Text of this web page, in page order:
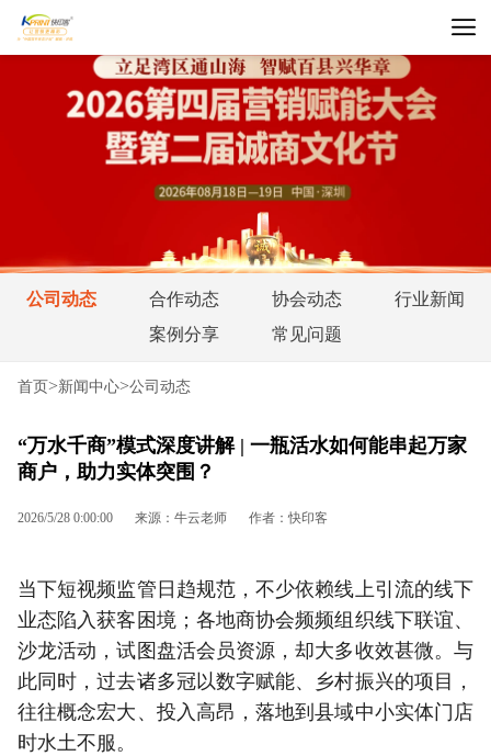
公司动态 合作动态 协会动态
行业新闻
案例分享
常见问题
首页>新闻中心>公司动态
“万水千商”模式深度讲解 | 一瓶活水如何能串起万家
商户，助力实体突围？
2026/5/28 0:00:00 来源：牛云老师 作者：快印客
当下短视频监管日趋规范，不少依赖线上引流的线下
业态陷入获客困境；各地商协会频频组织线下联谊、
沙龙活动，试图盘活会员资源，却大多收效甚微。与
此同时，过去诸多冠以数字赋能、乡村振兴的项目，
往往概念宏大、投入高昂，落地到县域中小实体门店
时水土不服。